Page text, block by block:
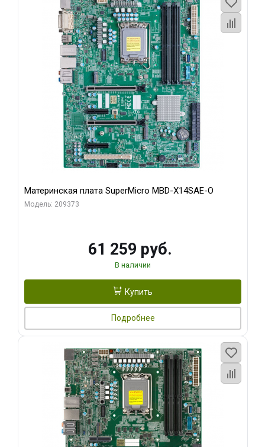
Материнская плата SuperMicro MBD-X14SAE-O
Модель: 209373
61 259 руб.
В наличии
Купить
Подробнее